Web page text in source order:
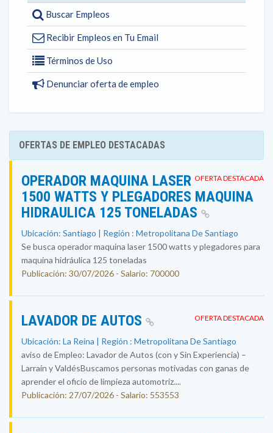
Buscar Empleos
Recibir Empleos en Tu Email
Términos de Uso
Denunciar oferta de empleo
OFERTAS DE EMPLEO DESTACADAS
OFERTA DESTACADA
OPERADOR MAQUINA LASER
1500 WATTS Y PLEGADORES MAQUINA
HIDRAULICA 125 TONELADAS
Ubicación: Santiago | Región : Metropolitana De Santiago
Se busca operador maquina laser 1500 watts y plegadores para
maquina hidráulica 125 toneladas
Publicación: 30/07/2026 - Salario: 700000
OFERTA DESTACADA
LAVADOR DE AUTOS
Ubicación: La Reina | Región : Metropolitana De Santiago
aviso de Empleo: Lavador de Autos (con y Sin Experiencia) –
Larraín y ValdésBuscamos personas motivadas con ganas de
aprender el oficio de limpieza automotriz....
Publicación: 27/07/2026 - Salario: 553553